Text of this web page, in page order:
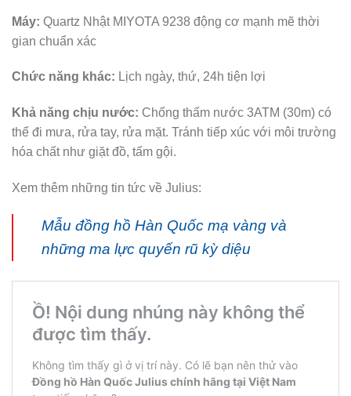
Máy: Quartz Nhật MIYOTA 9238 động cơ mạnh mẽ thời
gian chuẩn xác
Chức năng khác: Lịch ngày, thứ, 24h tiện lợi
Khả năng chịu nước: Chống thấm nước 3ATM (30m) có
thể đi mưa, rửa tay, rửa mặt. Tránh tiếp xúc với môi trường
hóa chất như giặt đồ, tấm gội.
Xem thêm những tin tức về Julius:
Mẫu đồng hồ Hàn Quốc mạ vàng và
những ma lực quyến rũ kỳ diệu